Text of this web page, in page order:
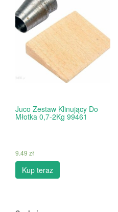
Juco Zestaw Klinujący Do
Młotka 0,7-2Kg 99461
9.49 zł
Kup teraz